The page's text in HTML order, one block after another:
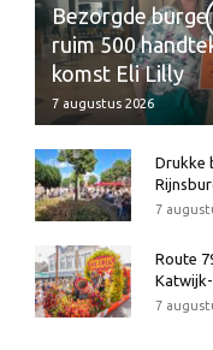
Bezorgde
ruim 500
komst Eli Lilly
7 augustus 2026
Drukke
7
Route
7